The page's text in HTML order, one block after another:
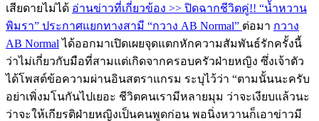
เสียดายไม่ได้ อ่านข่าวที่เกี่ยวข้อง >> ปิดฉากชีวิตคู่!! “น้ำหวาน
พิมรา” ประกาศแยกทางสามี “กวาง AB Normal” ต่อมา กวาง
AB Normal ได้ออกมาเปิดเผยจุดแตกหักความสัมพันธ์รักครั้งนี้
ว่าไม่เกี่ยวกับมือที่สามแต่เกิดจากครอบครัวฝ่ายหญิง ซึ่งเจ้าตัว
ได้โพสต์ข้อความผ่านอินสตราแกรม ระบุไว้ว่า “ตามนั้นนะครับ
อย่าเพิ่งมโนกันไปเยอะ ชีวิตคนเรามีหลายมุม ว่าจะเงียบแล้วนะ
ว่าจะให้เกียรติฝ่ายหญิงเป็นคนพูดก่อน พอนิ่งหวานก็เอาข่าวมี